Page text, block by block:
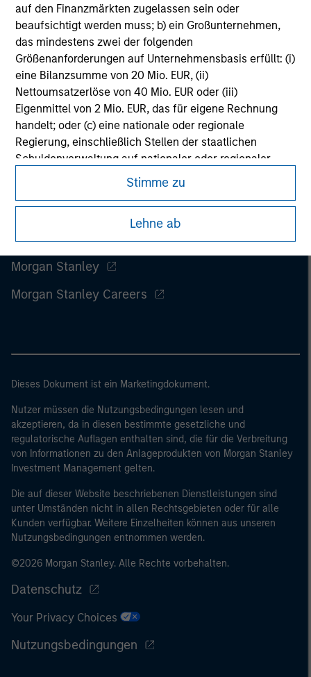
auf den Finanzmärkten zugelassen sein oder
beaufsichtigt werden muss; b) ein Großunternehmen,
das mindestens zwei der folgenden
Größenanforderungen auf Unternehmensbasis erfüllt: (i)
eine Bilanzsumme von 20 Mio. EUR, (ii)
Nettoumsatzerlöse von 40 Mio. EUR oder (iii)
Eigenmittel von 2 Mio. EUR, das für eigene Rechnung
handelt; oder (c) eine nationale oder regionale
Regierung, einschließlich Stellen der staatlichen
Schuldenverwaltung auf nationaler oder regionaler
Ebene, Zentralbanken, internationaler und
IWF, die EZB, die EIB und andere vergleichbare
internationale Organisationen, die auf eigene Rechnung
handeln.
Bitte beachten Sie, dass die Definition eines
professionellen Anlegers von der Definition der
Regulierungsbehörde des Landes abweichen kann, von
Stimme zu
Lehne ab
All investing involves risks, including a loss of principal.
Please refer to the strategy detail page for important
information on the strategy, including additional risk
considerations.
Morgan Stanley
Morgan Stanley Careers
Dieses Dokument ist ein Marketingdokument.
Nutzer müssen die Nutzungsbedingungen lesen und
akzeptieren, da in diesen bestimmte gesetzliche und
regulatorische Auflagen enthalten sind, die für die Verbreitung
von Informationen zu den Anlageprodukten von Morgan Stanley
Investment Management gelten.
Die auf dieser Website beschriebenen Dienstleistungen sind
unter Umständen nicht in allen Rechtsgebieten oder für alle
Kunden verfügbar. Weitere Einzelheiten können aus unseren
Nutzungsbedingungen entnommen werden.
©2026 Morgan Stanley. Alle Rechte vorbehalten.
Datenschutz
Your Privacy Choices
Nutzungsbedingungen